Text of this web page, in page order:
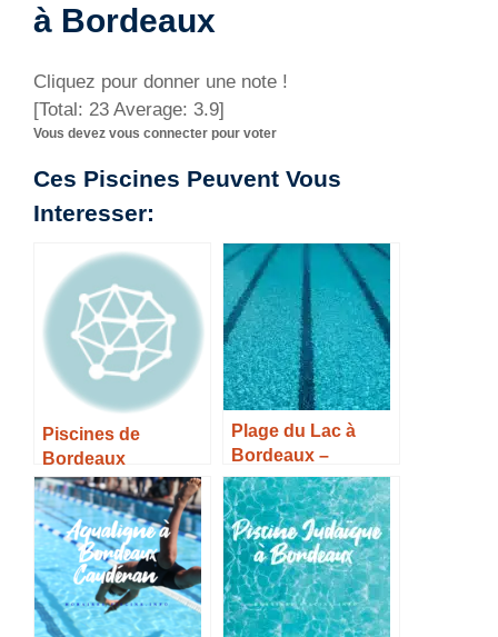
à Bordeaux
Cliquez pour donner une note !
[Total: 23 Average: 3.9]
Vous devez vous connecter pour voter
Ces Piscines Peuvent Vous
Interesser:
Piscines de
Bordeaux
Plage du Lac à
Bordeaux –
Horaires, Tarifs et
Infos –